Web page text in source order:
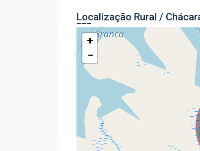
Localização Rural /
+
−